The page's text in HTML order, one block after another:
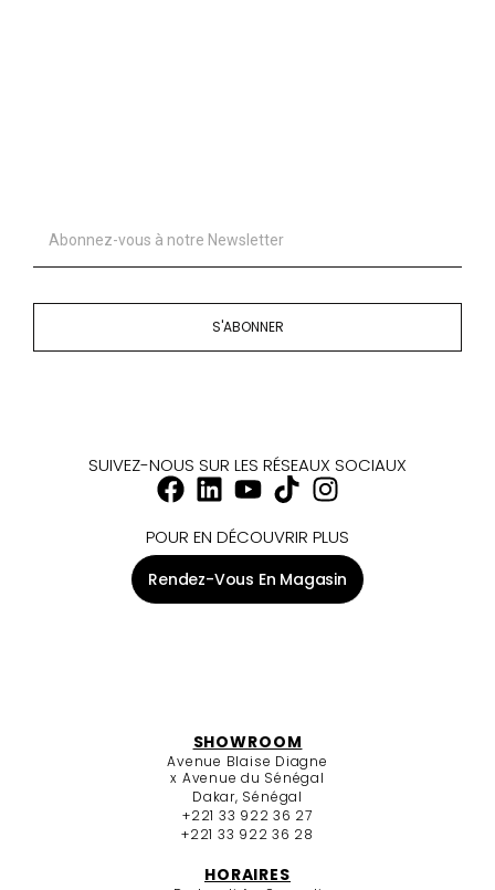
S'ABONNER
SUIVEZ-NOUS SUR LES RÉSEAUX SOCIAUX
POUR EN DÉCOUVRIR PLUS
Rendez-Vous En Magasin
SHOWROOM
Avenue Blaise Diagne
x Avenue du Sénégal
Dakar, Sénégal
+221 33 922 36 27
+221 33 922 36 28
HORAIRES